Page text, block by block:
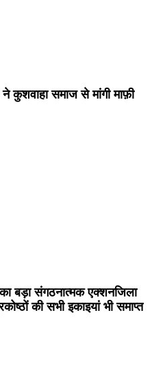
कुशवाहा समाज से मांगी माफ़ी
बड़ा संगठनात्मक एक्शनजिला
की सभी इकाइयां भी समाप्त